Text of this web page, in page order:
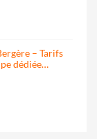
– Tarifs
dédiée…